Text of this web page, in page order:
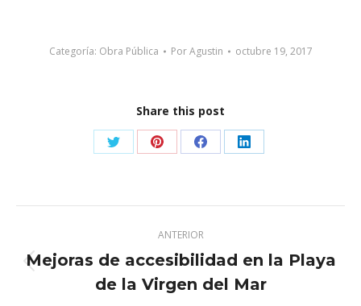
Categoría: Obra Pública PorAgustin octubre 19, 2017
Share this post
Share
Twitter
Share
Pinterest
Share
Facebook
Share
LinkedIn
entre
publicaciones
ANTERIOR
Publicación
anterior:
Mejoras de accesibilidad en la Playa
de la Virgen del Mar